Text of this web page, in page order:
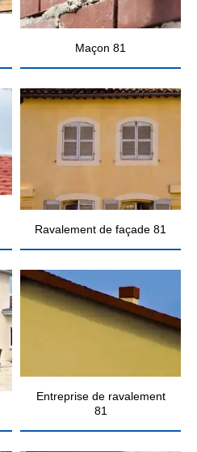
Maçon 81
Ravalement de façade 81
Entreprise de ravalement
81